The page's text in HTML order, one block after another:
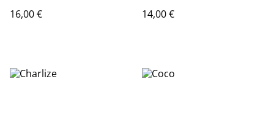
16,00 €
14,00 €